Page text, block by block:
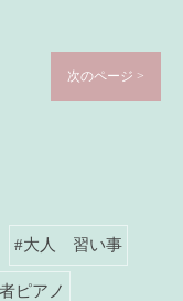
次のページ >
#大人 習い事
ピアノ